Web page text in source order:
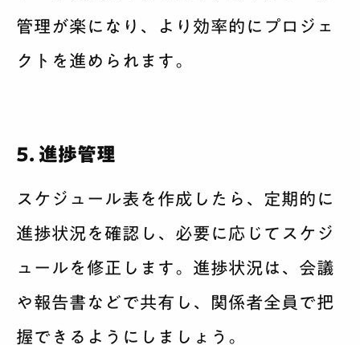
管理が楽になり、より効率的にプロジェ
クトを進められます。
5. 進捗管理
スケジュール表を作成したら、定期的に
進捗状況を確認し、必要に応じてスケジ
ュールを修正します。進捗状況は、会議
や報告書などで共有し、関係者全員で把
握できるようにしましょう。